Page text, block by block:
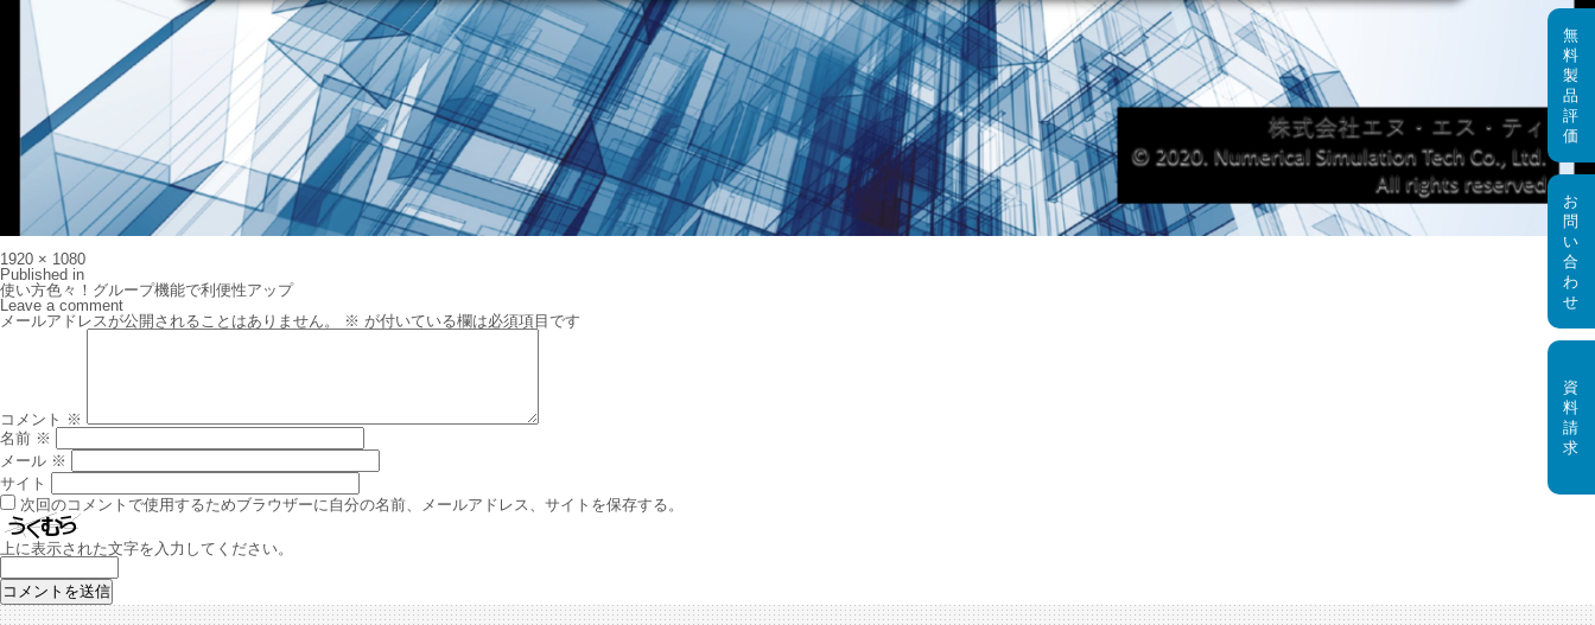
Full
size
1920 × 1080
投
稿
ナ
ビ
Published in
使い方色々！グループ機能で利便性アップ
Leave a comment
メールアドレスが公開されることはありません。
※ が付いている欄は必須項目です
コメント ※
名前 ※
メール ※
サイト
次回のコメントで使用するためブラウザーに自分の名前、メールアドレス、サイトを保存する。
上に表示された文字を入力してください。